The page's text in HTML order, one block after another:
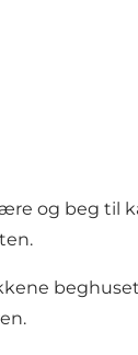
og beg til